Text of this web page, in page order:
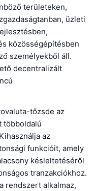
területeken,
üzleti
közösségépítésben
személyekből áll.
decentralizált
tőzsde az
többoldalú
az
funkcióit, amely
késleltetéséről
tranzakciókhoz.
rendszert alkalmaz,